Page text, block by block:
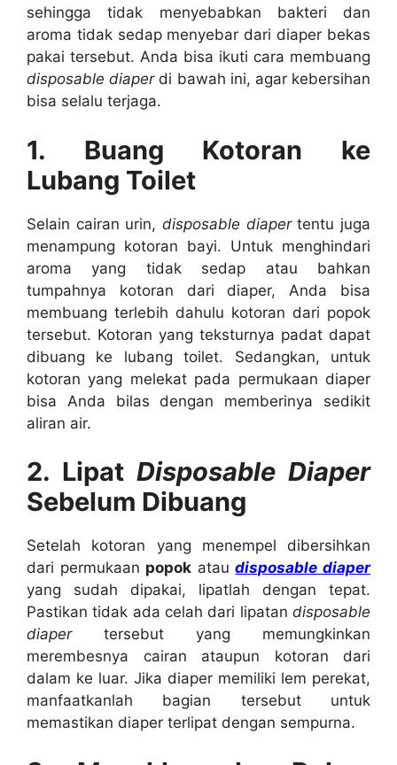
sehingga tidak menyebabkan bakteri dan
aroma tidak sedap menyebar dari diaper bekas
pakai tersebut. Anda bisa ikuti cara membuang
disposable diaper di bawah ini, agar kebersihan
bisa selalu terjaga.
1. Buang Kotoran ke
Lubang Toilet
Selain cairan urin, disposable diapertentu juga
menampung kotoran bayi. Untuk menghindari
aroma yang tidak sedap atau bahkan
tumpahnya kotoran dari diaper, Anda bisa
membuang terlebih dahulu kotoran dari popok
tersebut. Kotoran yang teksturnya padat dapat
dibuang ke lubang toilet. Sedangkan, untuk
kotoran yang melekat pada permukaan diaper
bisa Anda bilas dengan memberinya sedikit
aliran air.
2. Lipat Disposable Diaper
Sebelum Dibuang
Setelah kotoran yang menempel dibersihkan
dari permukaan popok ataudisposable diaper
yang sudah dipakai, lipatlah dengan tepat.
Pastikan tidak ada celah dari lipatan disposable
diaper tersebut yang memungkinkan
merembesnya cairan ataupun kotoran dari
dalam ke luar. Jika diaper memiliki lem perekat,
manfaatkanlah bagian tersebut untuk
memastikan diaper terlipat dengan sempurna.